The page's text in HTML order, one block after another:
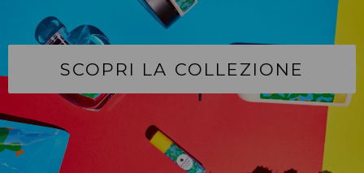
SCOPRI LA COLLEZIONE